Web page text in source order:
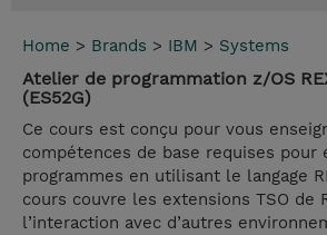
Home > Brands > IBM > Systems
Atelier de programmation z/OS
(ES52G)
Ce cours est conçu pour vous
compétences de base requises pour
programmes en utilisant le langage
cours couvre les extensions TSO de
l’interaction avec d’autres